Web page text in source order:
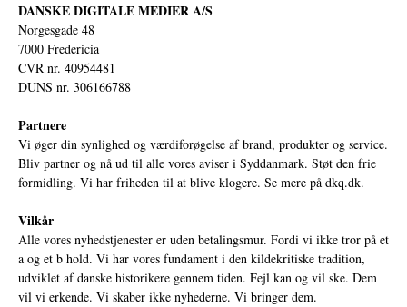
DANSKE DIGITALE MEDIER A/S
Norgesgade 48
7000 Fredericia
CVR nr. 40954481
DUNS nr. 306166788
Partnere
Vi øger din synlighed og værdiforøgelse af brand, produkter og service.
Bliv partner og nå ud til alle vores aviser i Syddanmark. Støt den frie
formidling. Vi har friheden til at blive klogere. Se mere på dkq.dk.
Vilkår
Alle vores nyhedstjenester er uden betalingsmur. Fordi vi ikke tror på et
a og et b hold. Vi har vores fundament i den kildekritiske tradition,
udviklet af danske historikere gennem tiden. Fejl kan og vil ske. Dem
vil vi erkende. Vi skaber ikke nyhederne. Vi bringer dem.